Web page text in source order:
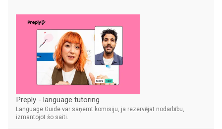
Preply - language tutoring
Language Guide var saņemt komisiju, ja rezervējat nodarbību,
izmantojot šo saiti.